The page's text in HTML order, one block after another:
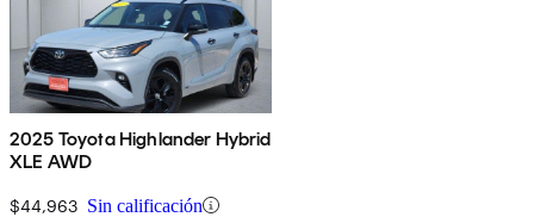
2025 Toyota Highlander Hybrid
XLE AWD
$44,963 Sin calificación